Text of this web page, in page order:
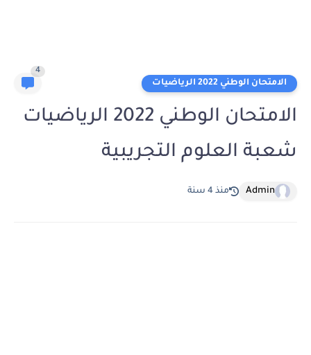
الامتحان الوطني 2022 الرياضيات
4
الامتحان الوطني 2022 الرياضيات
شعبة العلوم التجريبية
Admin منذ 4 سنة